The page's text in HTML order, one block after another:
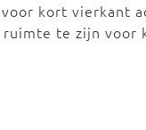
kort vierkant
te zijn voor